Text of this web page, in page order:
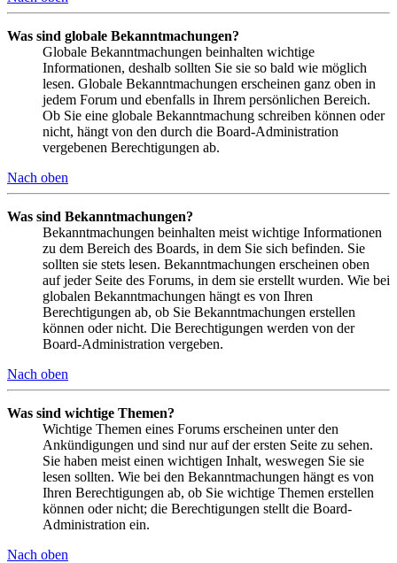
Was sind globale Bekanntmachungen?
Globale Bekanntmachungen beinhalten wichtige
Informationen, deshalb sollten Sie sie so bald wie möglich
lesen. Globale Bekanntmachungen erscheinen ganz oben in
jedem Forum und ebenfalls in Ihrem persönlichen Bereich.
Ob Sie eine globale Bekanntmachung schreiben können oder
nicht, hängt von den durch die Board-Administration
vergebenen Berechtigungen ab.
Nach oben
Was sind Bekanntmachungen?
Bekanntmachungen beinhalten meist wichtige Informationen
zu dem Bereich des Boards, in dem Sie sich befinden. Sie
sollten sie stets lesen. Bekanntmachungen erscheinen oben
auf jeder Seite des Forums, in dem sie erstellt wurden. Wie bei
globalen Bekanntmachungen hängt es von Ihren
Berechtigungen ab, ob Sie Bekanntmachungen erstellen
können oder nicht. Die Berechtigungen werden von der
Board-Administration vergeben.
Nach oben
Was sind wichtige Themen?
Wichtige Themen eines Forums erscheinen unter den
Ankündigungen und sind nur auf der ersten Seite zu sehen.
Sie haben meist einen wichtigen Inhalt, weswegen Sie sie
lesen sollten. Wie bei den Bekanntmachungen hängt es von
Ihren Berechtigungen ab, ob Sie wichtige Themen erstellen
können oder nicht; die Berechtigungen stellt die Board-
Administration ein.
Nach oben